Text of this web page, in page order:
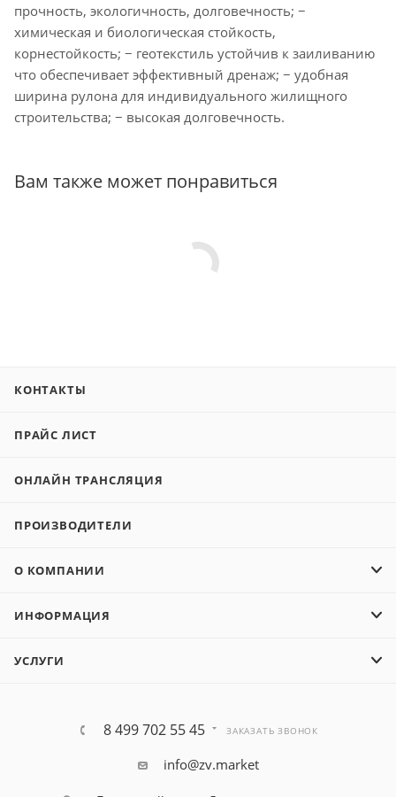
прочность, экологичность, долговечность; −
химическая и биологическая стойкость,
корнестойкость; − геотекстиль устойчив к заиливанию
что обеспечивает эффективный дренаж; − удобная
ширина рулона для индивидуального жилищного
строительства; − высокая долговечность.
Вам также может понравиться
КОНТАКТЫ
ПРАЙС ЛИСТ
ОНЛАЙН ТРАНСЛЯЦИЯ
ПРОИЗВОДИТЕЛИ
О КОМПАНИИ
ИНФОРМАЦИЯ
УСЛУГИ
8 499 702 55 45 ЗАКАЗАТЬ ЗВОНОК
info@zv.market